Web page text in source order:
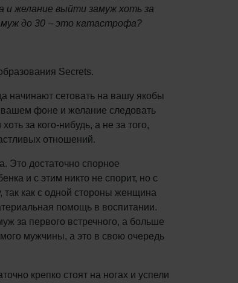
и желание выйти замуж хоть за
до 30 – это катастрофа?
Secrets.
начинают сетовать на вашу якобы
фоне и желание следовать
за кого-нибудь, а не за того,
отношений.
Это достаточно спорное
и с этим никто не спорит, но с
так как с одной стороны женщина
помощь в воспитании.
за первого встречного, а больше
мужчины, а это в свою очередь
крепко стоят на ногах и успели